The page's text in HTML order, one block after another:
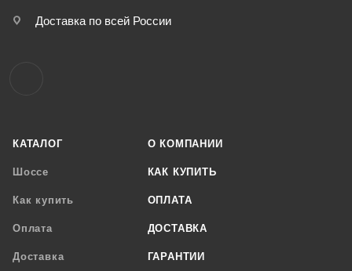
КАТАЛОГ
Шоссе
Как купить
Оплата
Доставка
О КОМПАНИИ
КАК КУПИТЬ
ОПЛАТА
ДОСТАВКА
ГАРАНТИИ
Доставка по всей России